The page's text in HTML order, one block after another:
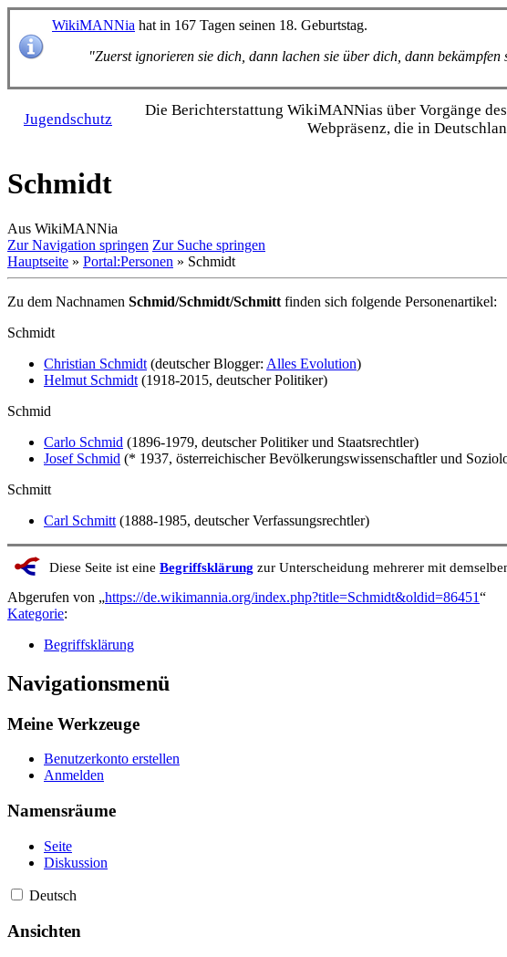
WikiMANNia hat in 167 Tagen seinen 18. Geburtstag.
"Zuerst ignorieren sie dich, dann lachen sie über dich, dann
Jugendschutz
Die Bericht­erstattung WikiMANNias über Vorgänge
Webpräsenz, die in
Schmidt
Aus WikiMANNia
Zur Navigation springen Zur Suche springen
Hauptseite » Portal:Personen » Schmidt
Zu dem Nachnamen Schmid/Schmidt/Schmitt finden sich folgende Personenartikel:
Schmidt
Christian Schmidt (deutscher Blogger: Alles Evolution)
Helmut Schmidt (1918-2015, deutscher Politiker)
Schmid
Carlo Schmid (1896-1979, deutscher Politiker und Staatsrechtler)
Josef Schmid (* 1937, österreichischer Bevölkerungswissenschaftler und
Schmitt
Carl Schmitt (1888-1985, deutscher Verfassungsrechtler)
Diese Seite ist eine Begriffsklärung zur Unterscheidung mehrerer mit
Abgerufen von „https://de.wikimannia.org/index.php?title=Schmidt&oldid=86451“
Kategorie:
Begriffsklärung
Navigationsmenü
Meine Werkzeuge
Benutzerkonto erstellen
Anmelden
Namensräume
Seite
Diskussion
Deutsch
Ansichten